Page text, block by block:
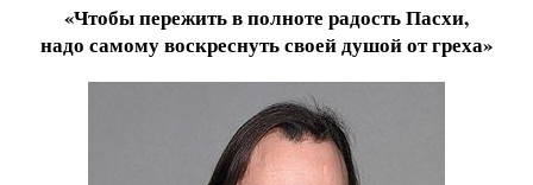
«Чтобы пережить в полноте радость Пасхи,
надо самому воскреснуть своей душой от греха»